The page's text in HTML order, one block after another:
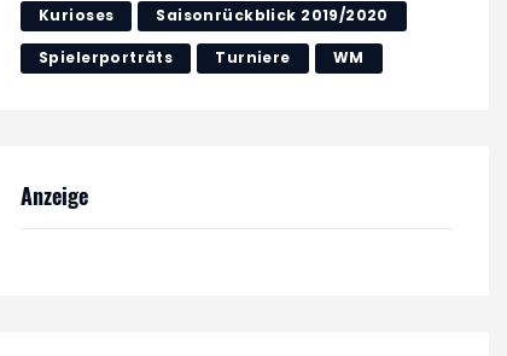
Kurioses Saisonrückblick 2019/2020
Spielerporträts Turniere WM
Anzeige